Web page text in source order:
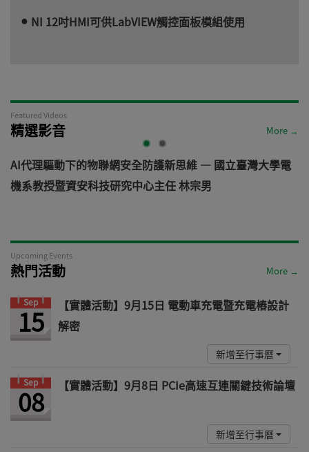
NI 12吋HMI可供LabVIEW觸控面板模組使用
Featured Videos
精選影音 More →
AI代理驅動下的物聯網安全防護新思維 — 國立臺灣大學電
機系教授暨資安科技研究中心主任 林宗男
Upcoming Events
熱門活動 More →
Sep
15
【實體活動】9月15日 電動車充電暨充電樁設計
解密
新增至行事曆
Sep
08 【實體活動】9月8日 PCIe高速互連關鍵技術論壇
新增至行事曆